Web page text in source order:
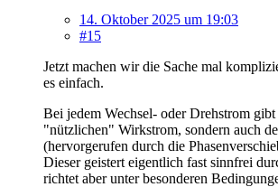
14. Oktober 2025 um 19:03
#15
Jetzt machen wir die Sache mal
es einfach.
Bei jedem Wechsel- oder Drehstrom
"nützlichen" Wirkstrom, sondern auch
(hervorgerufen durch die
Dieser geistert eigentlich fast sinnfrei
richtet aber unter besonderen